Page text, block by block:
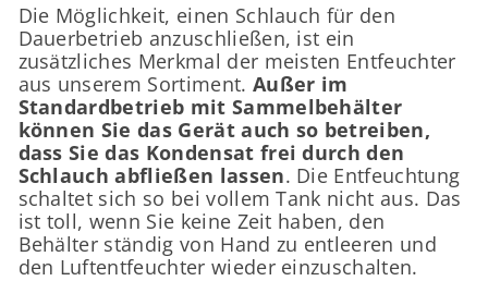
Die Möglichkeit, einen Schlauch für den
Dauerbetrieb anzuschließen, ist ein
zusätzliches Merkmal der meisten Entfeuchter
aus unserem Sortiment. Außer im
Standardbetrieb mit Sammelbehälter
können Sie das Gerät auch so betreiben,
dass Sie das Kondensat frei durch den
Schlauch abfließen lassen. Die Entfeuchtung
schaltet sich so bei vollem Tank nicht aus. Das
ist toll, wenn Sie keine Zeit haben, den
Behälter ständig von Hand zu entleeren und
den Luftentfeuchter wieder einzuschalten.